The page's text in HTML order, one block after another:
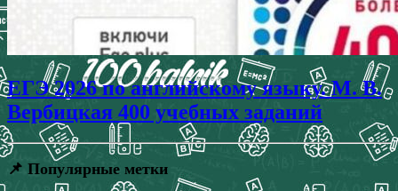
ЕГЭ 2026 по английскому языку. М. В.
Вербицкая 400 учебных заданий
📌 Популярные метки